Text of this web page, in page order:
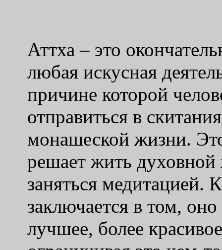
Аттха – это
любая искусная
причине которой
отправиться в
монашеской жизни.
решает жить
заняться медитацией.
заключается в том,
лучшее, более